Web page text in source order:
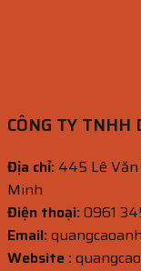
CÔNG TY TNHH
Địa chỉ: 445 Lê
Minh
Điện thoại:0961
Email:
Website :